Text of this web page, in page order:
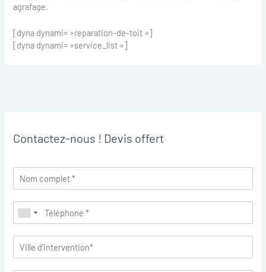
agrafage.
[dyna dynami= »reparation-de-toit »]
[dyna dynami= »service_list »]
Contactez-nous ! Devis offert